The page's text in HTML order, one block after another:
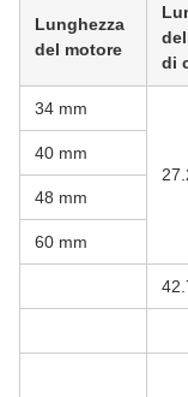
Lunghezza
del motore
di
34 mm
40 mm
48 mm
60 mm